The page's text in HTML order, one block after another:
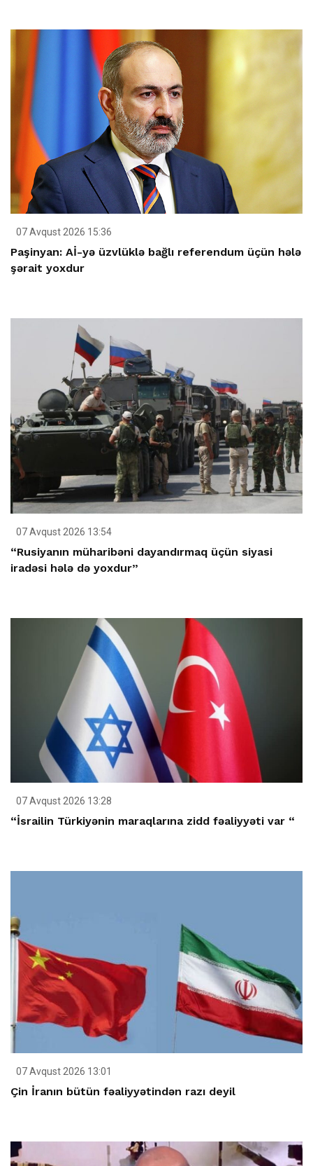
07 Avqust 2026 15:36
Paşinyan: Aİ-yə üzvlüklə bağlı referendum üçün hələ
şərait yoxdur
07 Avqust 2026 13:54
“Rusiyanın müharibəni dayandırmaq üçün siyasi
iradəsi hələ də yoxdur”
07 Avqust 2026 13:28
“İsrailin Türkiyənin maraqlarına zidd fəaliyyəti var “
07 Avqust 2026 13:01
Çin İranın bütün fəaliyyətindən razı deyil